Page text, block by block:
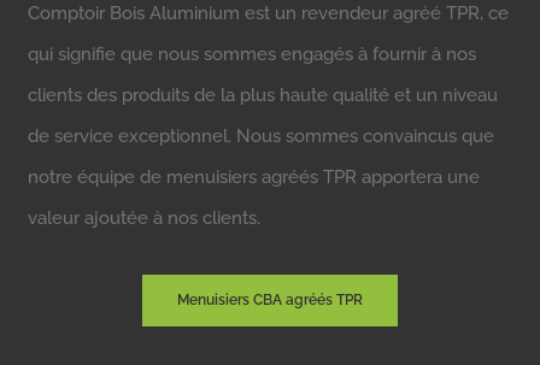
Comptoir Bois Aluminium est un revendeur agréé TPR, ce
qui signifie que nous sommes engagés à fournir à nos
clients des produits de la plus haute qualité et un niveau
de service exceptionnel. Nous sommes convaincus que
notre équipe de menuisiers agréés TPR apportera une
valeur ajoutée à nos clients.
Menuisiers CBA agréés TPR